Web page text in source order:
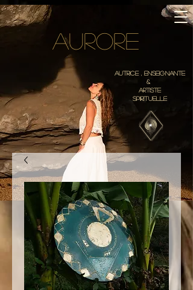
Aurore
AUTRICE , ENSEIGNANTE
&
ARTISTE
SPIRITUELLE